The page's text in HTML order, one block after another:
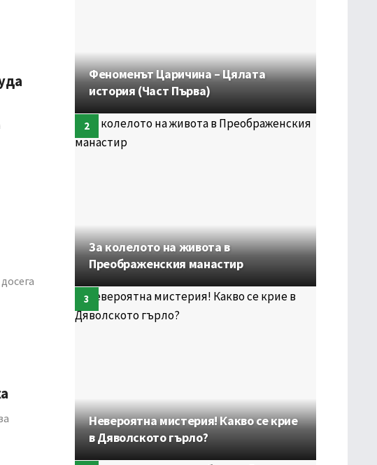
Феноменът Царичина – Цялата
история (Част Първа)
За колелото на живота в
Преображенския манастир
Невероятна мистерия! Какво се крие
в Дяволското гърло?